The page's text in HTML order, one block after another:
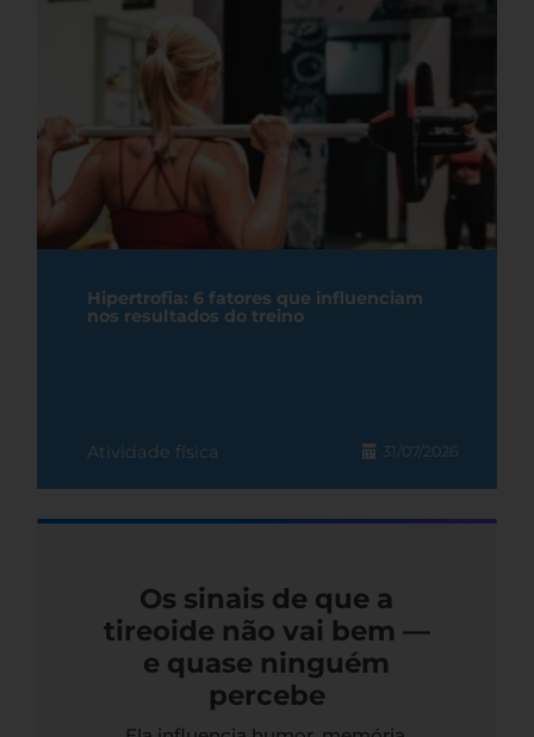
Hipertrofia: 6 fatores que influenciam
nos resultados do treino
Atividade física 31/07/2026
Os sinais de que a
tireoide não vai bem —
e quase ninguém
percebe